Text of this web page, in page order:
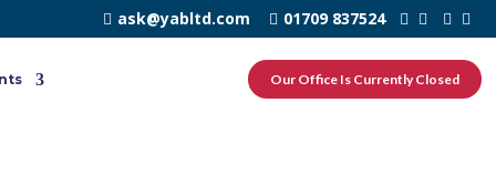
ask@yabltd.com 01709 837524
Our Office Is Currently Closed